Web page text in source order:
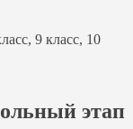
9 класс, 10
этап